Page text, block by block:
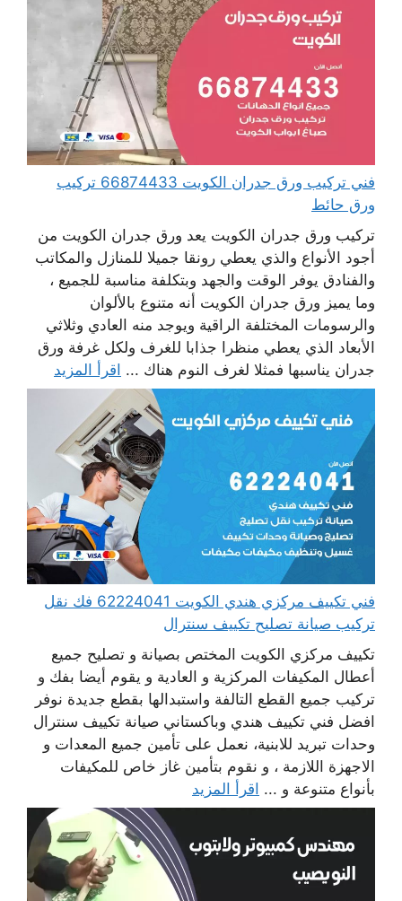
فني تركيب ورق جدران الكويت 66874433 تركيب
ورق حائط
تركيب ورق جدران الكويت يعد ورق جدران الكويت من
أجود الأنواع والذي يعطي رونقا جميلا للمنازل والمكاتب
والفنادق يوفر الوقت والجهد وبتكلفة مناسبة للجميع ،
وما يميز ورق جدران الكويت أنه متنوع بالألوان
والرسومات المختلفة الراقية ويوجد منه العادي وثلاثي
الأبعاد الذي يعطي منظرا جذابا للغرف ولكل غرفة ورق
جدران يناسبها فمثلا لغرف النوم هناك ... اقرأ المزيد
فني تكييف مركزي هندي الكويت 62224041 فك نقل
تركيب صيانة تصليح تكييف سنترال
تكييف مركزي الكويت المختص بصيانة و تصليح جميع
أعطال المكيفات المركزية و العادية و يقوم أيضا بفك و
تركيب جميع القطع التالفة واستبدالها بقطع جديدة نوفر
افضل فني تكييف هندي وباكستاني صيانة تكييف سنترال
وحدات تبريد للابنية، نعمل على تأمين جميع المعدات و
الاجهزة اللازمة ، و نقوم بتأمين غاز خاص للمكيفات
بأنواع متنوعة و ... اقرأ المزيد